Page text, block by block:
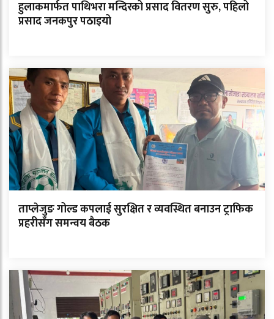
हुलाकमार्फत पाथिभरा मन्दिरको प्रसाद वितरण सुरु, पहिलो
प्रसाद जनकपुर पठाइयो
ताप्लेजुङ गोल्ड कपलाई सुरक्षित र व्यवस्थित बनाउन ट्राफिक
प्रहरीसँग समन्वय बैठक